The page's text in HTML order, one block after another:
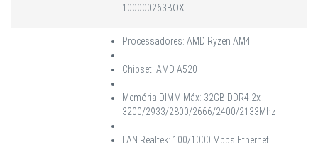
100000263BOX
Processadores: AMD Ryzen AM4
Chipset: AMD A520
Memória DIMM Máx: 32GB DDR4 2x
3200/2933/2800/2666/2400/2133Mhz
LAN Realtek: 100/1000 Mbps Ethernet